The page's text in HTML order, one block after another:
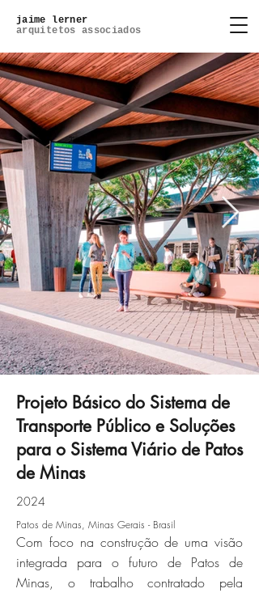
jaime lerner
arquitetos associados
JLAA_Apresentação
Click here
Projeto Básico do Sistema de
Transporte Público e Soluções
para o Sistema Viário de Patos
de Minas
2024
Patos de Minas, Minas Gerais - Brasil
Com foco na construção de uma visão
integrada para o futuro de Patos de
Minas, o trabalho contratado pela